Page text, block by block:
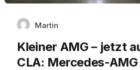
Martin
Kleiner AMG – jetzt
CLA: Mercedes-